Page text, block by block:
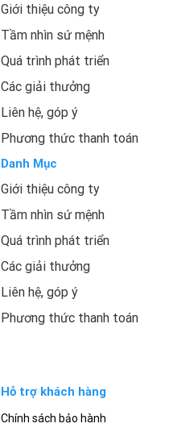
Giới thiệu công ty
Tầm nhìn sứ mệnh
Quá trình phát triển
Các giải thưởng
Liên hệ, góp ý
Phương thức thanh toán
Danh Mục
Giới thiệu công ty
Tầm nhìn sứ mệnh
Quá trình phát triển
Các giải thưởng
Liên hệ, góp ý
Phương thức thanh toán
Hỗ trợ khách hàng
Chính sách bảo hành